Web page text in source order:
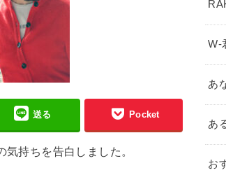
送る Pocket
持ちを告白しました。
W-
あ
あ
お